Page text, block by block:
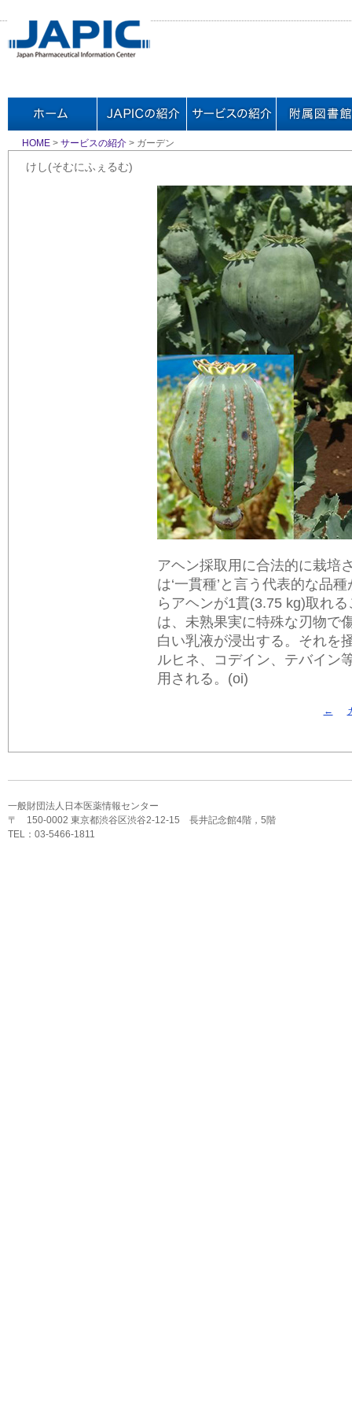
HOME > サービスの紹介 > ガーデン
けし(そむにふぇるむ)
アヘン採取用に合法的に栽培
は‘一貫種’と言う代表的な品
らアヘンが1貫(3.75 kg)取れ
は、未熟果実に特殊な刃物で
白い乳液が浸出する。それを
ルヒネ、コデイン、テバイン
用される。(oi)
←
一般財団法人日本医薬情報センター
〒 150-0002 東京都渋谷区渋谷2-12-15 長井記念館4階，5階
TEL：03-5466-1811